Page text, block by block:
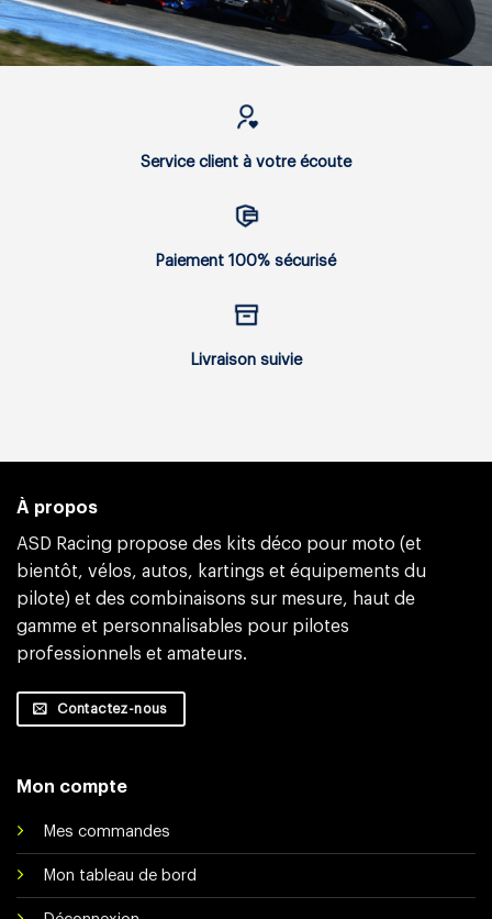
Service client à votre écoute
Paiement 100% sécurisé
Livraison suivie
À propos
ASD Racing propose des kits déco pour moto (et
bientôt, vélos, autos, kartings et équipements du
pilote) et des combinaisons sur mesure, haut de
gamme et personnalisables pour pilotes
professionnels et amateurs.
Contactez-nous
Mon compte
Mes commandes
Mon tableau de bord